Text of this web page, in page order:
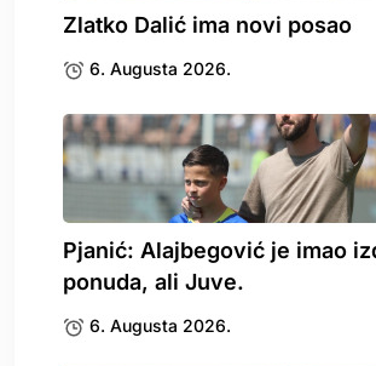
Zlatko Dalić ima novi posao
6. Augusta 2026.
Pjanić: Alajbegović je imao
ponuda, ali Juve.
6. Augusta 2026.